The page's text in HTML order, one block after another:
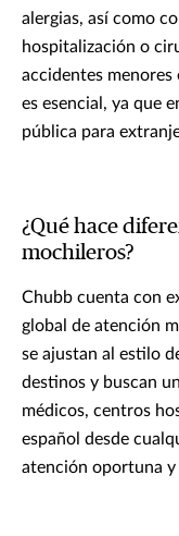
alergias, así como
hospitalización o
accidentes menores
es esencial, ya que
pública para
¿Qué hace
mochileros?
Chubb cuenta con
global de atención
se ajustan al estilo
destinos y buscan
médicos, centros
español desde
atención oportuna y